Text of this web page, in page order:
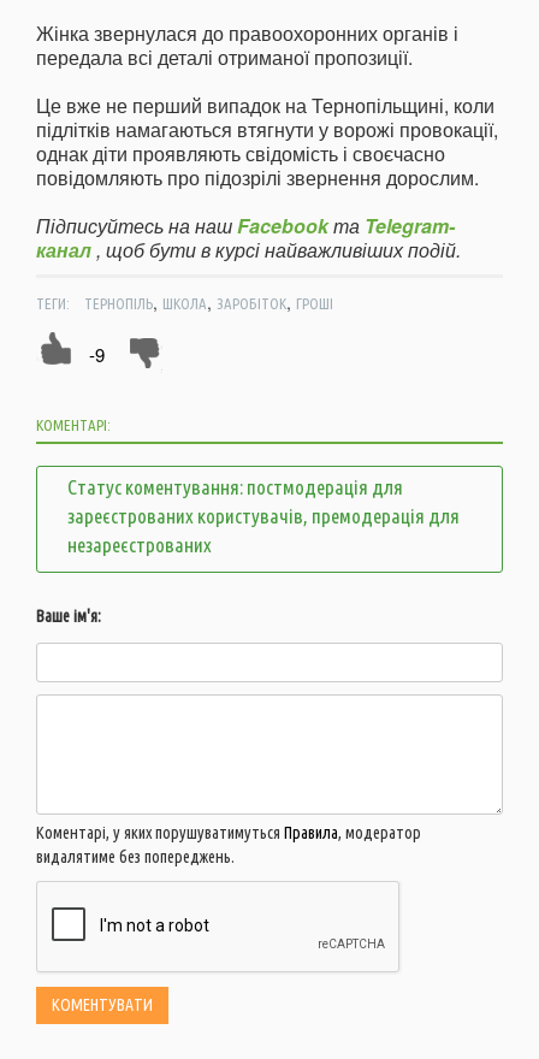
Жінка звернулася до правоохоронних органів і
передала всі деталі отриманої пропозиції.
Це вже не перший випадок на Тернопільщині, коли
підлітків намагаються втягнути у ворожі провокації,
однак діти проявляють свідомість і своєчасно
повідомляють про підозрілі звернення дорослим.
Підписуйтесь на нашFacebookта Telegram-
канал, щоб бути в курсі найважливіших подій.
ТЕГИ: ТЕРНОПІЛЬ, ШКОЛА, ЗАРОБІТОК, ГРОШІ
-9
КОМЕНТАРІ:
Статус коментування: постмодерація для
зареєстрованих користувачів, премодерація для
незареєстрованих
Ваше ім'я:
Коментарі, у яких порушуватимуться Правила, модератор
видалятиме без попереджень.